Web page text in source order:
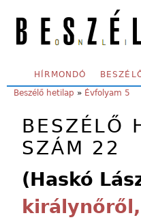
SECONDARY MENU
HÍRMONDÓ
YOU ARE HERE:
Beszélő hetilap » Évfolyam 5
BESZÉLŐ
SZÁM 22
(Haskó